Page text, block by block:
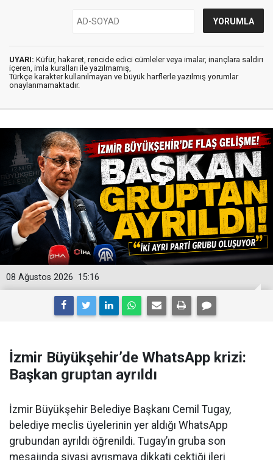
UYARI: Küfür, hakaret, rencide edici cümleler veya imalar, inançlara saldırı
içeren, imla kuralları ile yazılmamış,
Türkçe karakter kullanılmayan ve büyük harflerle yazılmış yorumlar
onaylanmamaktadır.
15:16
08 Ağustos 2026
İzmir Büyükşehir’de WhatsApp krizi:
Başkan gruptan ayrıldı
İzmir Büyükşehir Belediye Başkanı Cemil Tugay,
belediye meclis üyelerinin yer aldığı WhatsApp
grubundan ayrıldı öğrenildi. Tugay’ın gruba son
mesajında siyasi ayrışmaya dikkati çektiği ileri